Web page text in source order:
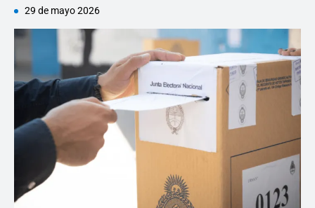
29 de mayo 2026